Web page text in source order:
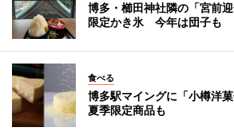
博多・櫛田神社隣の「宮前
限定かき氷 今年は団子も
食べる
博多駅マイングに「小樽洋
夏季限定商品も